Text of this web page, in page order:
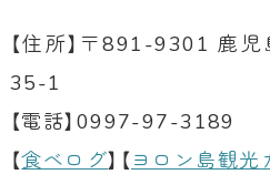
【住所】〒891-9301 鹿
35-1
【電話】0997-97-3189
【食べログ】【 ヨロン島観光